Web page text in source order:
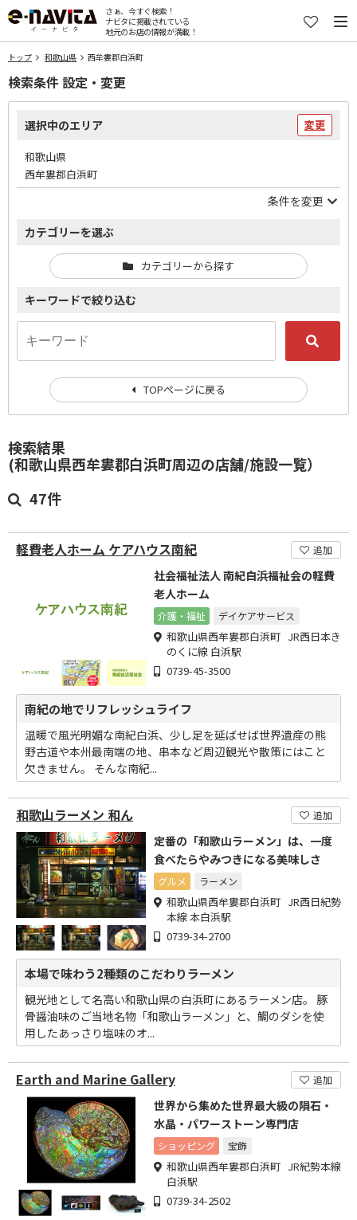
さぁ、今すぐ検索！
ナビタに掲載されている
地元のお店の情報が満載！
トップ 和歌山県 西牟婁郡白浜町
検索結果
(和歌山県西牟婁郡白浜町周辺の店舗/施設一覧）
47件
軽費老人ホーム ケアハウス南紀 追加
社会福祉法人 南紀白浜福祉会の軽費
老人ホーム
介護・福祉 デイケアサービス
和歌山県西牟婁郡白浜町 JR西日本き
のくに線 白浜駅
0739-45-3500
南紀の地でリフレッシュライフ
温暖で風光明媚な南紀白浜、少し足を延ばせば世界遺産の熊
野古道や本州最南端の地、串本など周辺観光や散策にはこと
欠きません。 そんな南紀...
和歌山ラーメン 和ん 追加
定番の「和歌山ラーメン」は、一度
食べたらやみつきになる美味しさ
グルメ ラーメン
和歌山県西牟婁郡白浜町 JR西日紀勢
本線 本白浜駅
0739-34-2700
本場で味わう2種類のこだわりラーメン
観光地として名高い和歌山県の白浜町にあるラーメン店。 豚
骨醤油味のご当地名物「和歌山ラーメン」と、鯛のダシを使
用したあっさり塩味のオ...
Earth and Marine Gallery 追加
世界から集めた世界最大級の隕石・
水晶・パワーストーン専門店
ショッピング 宝飾
和歌山県西牟婁郡白浜町 JR紀勢本線
白浜駅
0739-34-2502
検索条件 設定・変更
選択中のエリア 変更
和歌山県
西牟婁郡白浜町
条件を変更
カテゴリーを選ぶ
カテゴリーから探す
キーワードで絞り込む
TOPページに戻る